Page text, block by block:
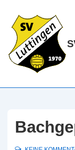
Zum
Inhalt